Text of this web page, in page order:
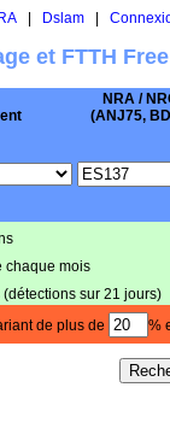
| Dslam|
et FTTH
NRA /
(ANJ75,
chaque mois
sur 21 jours)
de plus de %